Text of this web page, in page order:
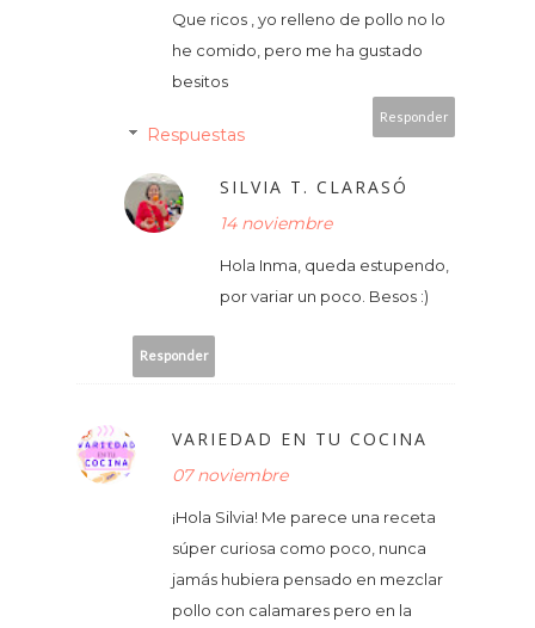
Que ricos , yo relleno de pollo no lo
he comido, pero me ha gustado
besitos
Responder
Respuestas
SILVIA T. CLARASÓ
14 noviembre
Hola Inma, queda estupendo,
por variar un poco. Besos :)
Responder
VARIEDAD EN TU COCINA
07 noviembre
¡Hola Silvia! Me parece una receta
súper curiosa como poco, nunca
jamás hubiera pensado en mezclar
pollo con calamares pero en la